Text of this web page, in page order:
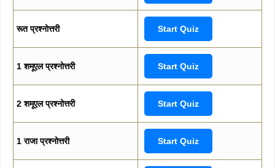
रूत प्रश्नोत्तरी Start Quiz
1 शमूएल प्रश्नोत्तरी Start Quiz
2 शमूएल प्रश्नोत्तरी Start Quiz
1 राजा प्रश्नोत्तरी Start Quiz